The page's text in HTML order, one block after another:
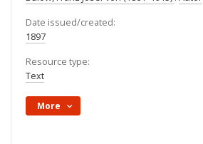
Date issued/created:
1897
Resource type:
Text
More